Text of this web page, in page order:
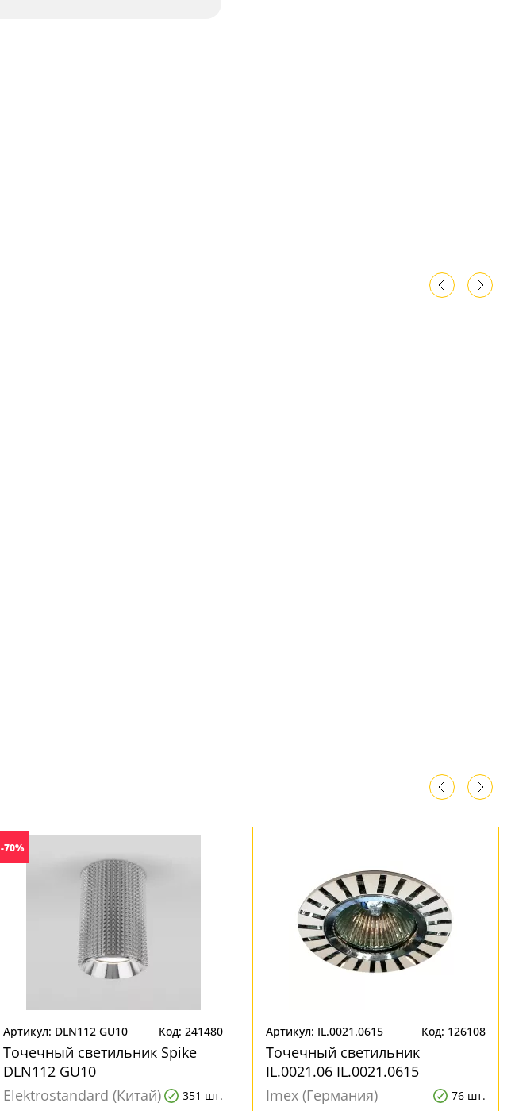
-70%
Артикул: DLN112 GU10 Код: 241480
Точечный светильник Spike
DLN112 GU10
Elektrostandard (Китай)
351 шт.
Артикул: IL.0021.0615 Код: 126108
Точечный светильник
IL.0021.06 IL.0021.0615
Imex (Германия)
76 шт.